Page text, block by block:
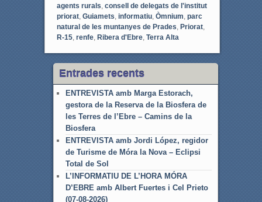
agents rurals, consell de delegats de l'institut
priorat, Guiamets, informatiu, Òmnium, parc
natural de les muntanyes de Prades, Priorat,
R-15, renfe, Ribera d'Ebre, Terra Alta
Entrades recents
ENTREVISTA amb Marga Estorach,
gestora de la Reserva de la Biosfera de
les Terres de l’Ebre – Camins de la
Biosfera
ENTREVISTA amb Jordi López, regidor
de Turisme de Móra la Nova – Eclipsi
Total de Sol
L’INFORMATIU DE L’HORA MÓRA
D’EBRE amb Albert Fuertes i Cel Prieto
(07-08-2026)